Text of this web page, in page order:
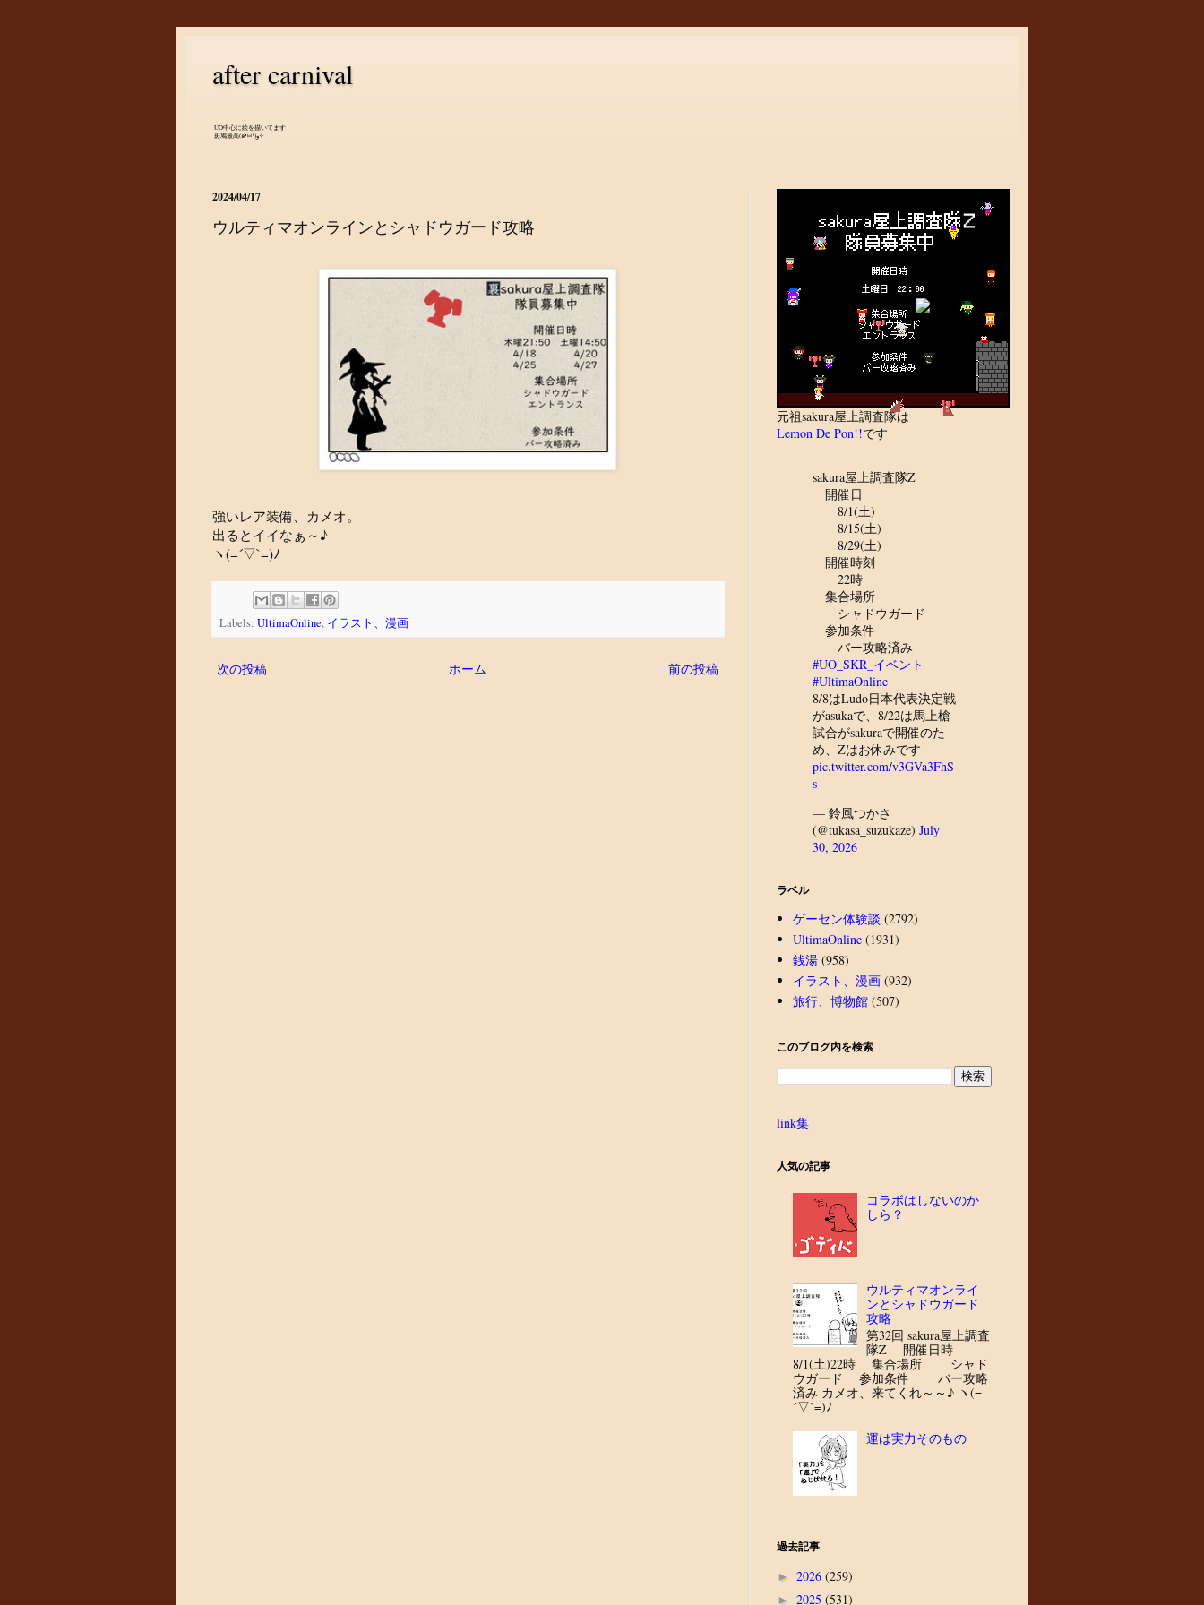
after carnival
UO中心に絵を描いてます
斑鳩最高(๑•̀ㅂ•́)و✧
2024/04/17
ウルティマオンラインとシャドウガード攻略
強いレア装備、カメオ。
出るとイイなぁ～♪
ヽ(=´▽`=)ﾉ
Labels: UltimaOnline, イラスト、漫画
次の投稿 前の投稿
ホーム
元祖sakura屋上調査隊は
Lemon De Pon!!です
sakura屋上調査隊Z
開催日
8/1(土)
8/15(土)
8/29(土)
開催時刻
22時
集合場所
シャドウガード
参加条件
バー攻略済み
#UO_SKR_イベント
#UltimaOnline
8/8はLudo日本代表決定戦
がasukaで、8/22は馬上槍
試合がsakuraで開催のた
め、Zはお休みです
pic.twitter.com/v3GVa3FhS
s
— 鈴風つかさ
(@tukasa_suzukaze) July
30, 2026
ラベル
ゲーセン体験談 (2792)
UltimaOnline (1931)
銭湯 (958)
イラスト、漫画 (932)
旅行、博物館 (507)
このブログ内を検索
link集
人気の記事
コラボはしないのか
しら？
ウルティマオンライ
ンとシャドウガード
攻略
第32回 sakura屋上調査
隊Z 開催日時
8/1(土)22時 集合場所 シャド
ウガード 参加条件 バー攻略
済み カメオ、来てくれ～～♪ ヽ(=
´▽`=)ﾉ
運は実力そのもの
過去記事
► 2026 (259)
► 2025 (531)